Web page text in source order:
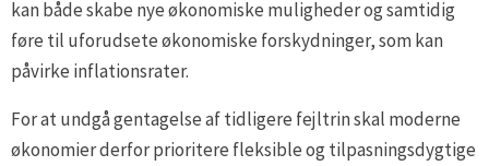
kan både skabe nye økonomiske muligheder og samtidig
føre til uforudsete økonomiske forskydninger, som kan
påvirke inflationsrater.
For at undgå gentagelse af tidligere fejltrin skal moderne
økonomier derfor prioritere fleksible og tilpasningsdygtige